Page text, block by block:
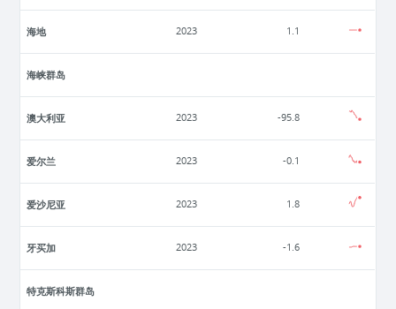
海地 2023 1.1
海峡群岛
澳大利亚 2023 -95.8
爱尔兰 2023 -0.1
爱沙尼亚 2023 1.8
牙买加 2023 -1.6
特克斯科斯群岛